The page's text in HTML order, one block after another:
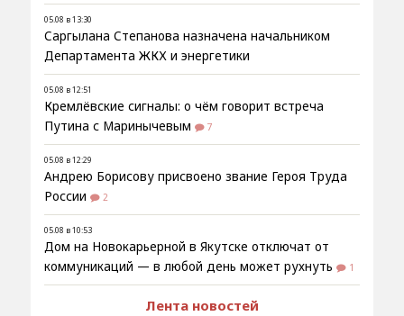
05.08 в 13:30
Саргылана Степанова назначена начальником
Департамента ЖКХ и энергетики
05.08 в 12:51
Кремлёвские сигналы: о чём говорит встреча
Путина с Маринычевым
7
05.08 в 12:29
Андрею Борисову присвоено звание Героя Труда
России
2
05.08 в 10:53
Дом на Новокарьерной в Якутске отключат от
коммуникаций — в любой день может рухнуть
1
Лента новостей